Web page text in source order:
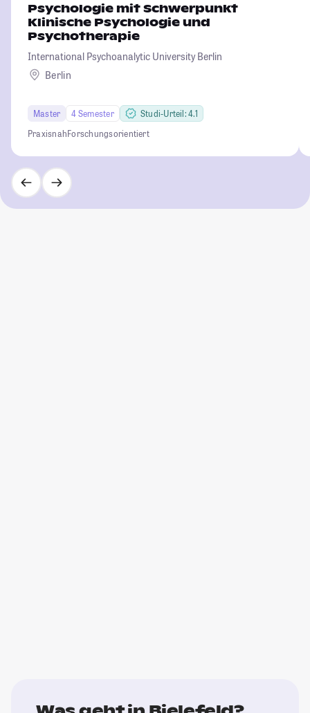
Psychologie mit Schwerpunkt
Klinische Psychologie und
Psychotherapie
International Psychoanalytic University Berlin
Berlin
Master 4 Semester
Studi-Urteil: 4.1
PraxisnahForschungsorientiert